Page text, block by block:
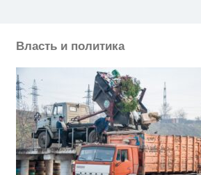
Власть и политика